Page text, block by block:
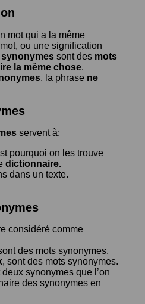
mot qui a la même
ou une signification
synonymes sont des mots
la même chose.
, la phrase ne
servent à:
pourquoi on les trouve
dictionnaire.
dans un texte.
considéré comme
des mots synonymes.
, sont des mots synonymes.
deux synonymes que l’on
des synonymes en